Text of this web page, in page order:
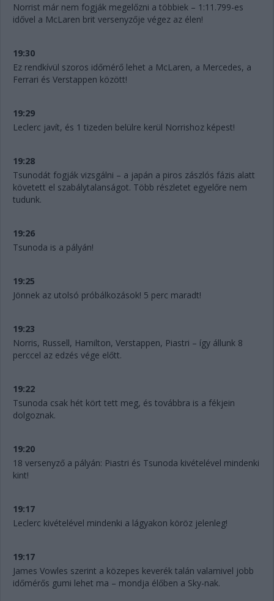
Norrist már nem fogják megelőzni a többiek – 1:11.799-es
idővel a McLaren brit versenyzője végez az élen!
19:30
Ez rendkívül szoros időmérő lehet a McLaren, a Mercedes, a
Ferrari és Verstappen között!
19:29
Leclerc javít, és 1 tizeden belülre kerül Norrishoz képest!
19:28
Tsunodát fogják vizsgálni – a japán a piros zászlós fázis alatt
követett el szabálytalanságot. Több részletet egyelőre nem
tudunk.
19:26
Tsunoda is a pályán!
19:25
Jönnek az utolsó próbálkozások! 5 perc maradt!
19:23
Norris, Russell, Hamilton, Verstappen, Piastri – így állunk 8
perccel az edzés vége előtt.
19:22
Tsunoda csak hét kört tett meg, és továbbra is a fékjein
dolgoznak.
19:20
18 versenyző a pályán: Piastri és Tsunoda kivételével mindenki
kint!
19:17
Leclerc kivételével mindenki a lágyakon köröz jelenleg!
19:17
James Vowles szerint a közepes keverék talán valamivel jobb
időmérős gumi lehet ma – mondja élőben a Sky-nak.